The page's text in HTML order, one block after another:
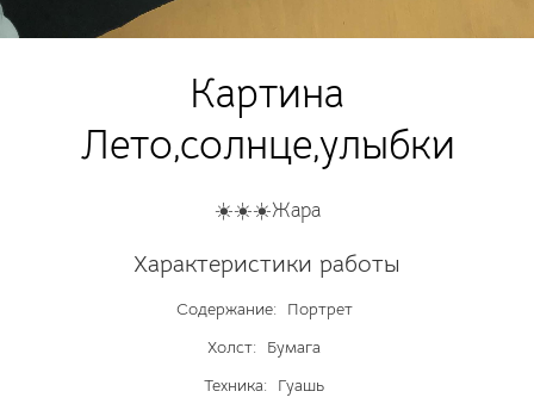
Картина
Лето,солнце,улыбки
☀️☀️☀️Жара
Характеристики работы
Содержание:
Портрет
Холст:
Бумага
Техника:
Гуашь